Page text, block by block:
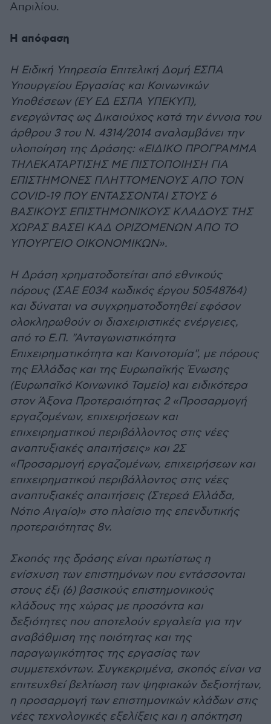
Απριλίου.
Η απόφαση
Η Ειδική Υπηρεσία Επιτελική Δομή ΕΣΠΑ
Υπουργείου Εργασίας και Κοινωνικών
Υποθέσεων (ΕΥ ΕΔ ΕΣΠΑ ΥΠΕΚΥΠ),
ενεργώντας ως Δικαιούχος κατά την έννοια του
άρθρου 3 του Ν. 4314/2014 αναλαμβάνει την
υλοποίηση της Δράσης: «ΕΙΔΙΚΟ ΠΡΟΓΡΑΜΜΑ
ΤΗΛΕΚΑΤΑΡΤΙΣΗΣ ΜΕ ΠΙΣΤΟΠΟΙΗΣΗ ΓΙΑ
ΕΠΙΣΤΗΜΟΝΕΣ ΠΛΗΤΤΟΜΕΝΟΥΣ ΑΠΟ ΤΟΝ
COVID-19 ΠΟΥ ΕΝΤΑΣΣΟΝΤΑΙ ΣΤΟΥΣ 6
ΒΑΣΙΚΟΥΣ ΕΠΙΣΤΗΜΟΝΙΚΟΥΣ ΚΛΑΔΟΥΣ ΤΗΣ
ΧΩΡΑΣ ΒΑΣΕΙ ΚΑΔ ΟΡΙΖΟΜΕΝΩΝ ΑΠΟ ΤΟ
ΥΠΟΥΡΓΕΙΟ ΟΙΚΟΝΟΜΙΚΩΝ».
Η Δράση χρηματοδοτείται από εθνικούς
πόρους (ΣΑΕ Ε034 κωδικός έργου 50548764)
και δύναται να συγχρηματοδοτηθεί εφόσον
ολοκληρωθούν οι διαχειριστικές ενέργειες,
από το Ε.Π. "Ανταγωνιστικότητα
Επιχειρηματικότητα και Καινοτομία", με πόρους
της Ελλάδας και της Ευρωπαϊκής Ένωσης
(Ευρωπαϊκό Κοινωνικό Ταμείο) και ειδικότερα
στον Άξονα Προτεραιότητας 2 «Προσαρμογή
εργαζομένων, επιχειρήσεων και
επιχειρηματικού περιβάλλοντος στις νέες
αναπτυξιακές απαιτήσεις» και 2Σ
«Προσαρμογή εργαζομένων, επιχειρήσεων και
επιχειρηματικού περιβάλλοντος στις νέες
αναπτυξιακές απαιτήσεις (Στερεά Ελλάδα,
Νότιο Αιγαίο)» στο πλαίσιο της επενδυτικής
προτεραιότητας 8v.
Σκοπός της δράσης είναι πρωτίστως η
ενίσχυση των επιστημόνων που εντάσσονται
στους έξι (6) βασικούς επιστημονικούς
κλάδους της χώρας με προσόντα και
δεξιότητες που αποτελούν εργαλεία για την
αναβάθμιση της ποιότητας και της
παραγωγικότητας της εργασίας των
συμμετεχόντων. Συγκεκριμένα, σκοπός είναι να
επιτευχθεί βελτίωση των ψηφιακών δεξιοτήτων,
η προσαρμογή των επιστημονικών κλάδων στις
νέες τεχνολογικές εξελίξεις και η απόκτηση